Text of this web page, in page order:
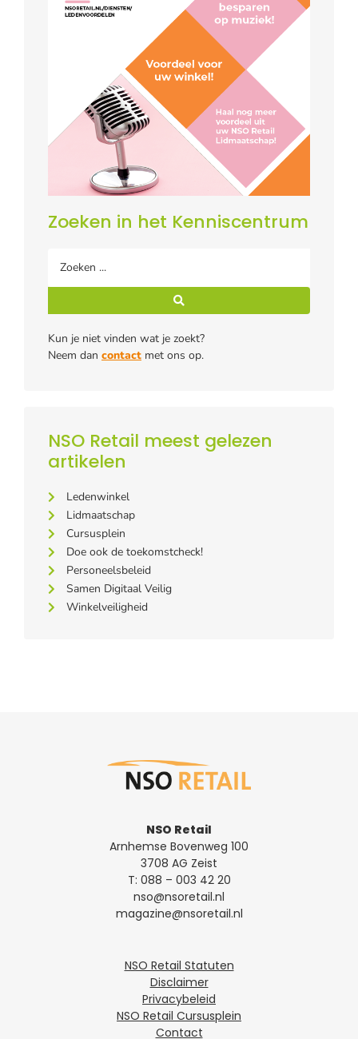
Zoeken in het Kenniscentrum
Kun je niet vinden wat je zoekt?
Neem dan contact met ons op.
NSO Retail meest gelezen
artikelen
Ledenwinkel
Lidmaatschap
Cursusplein
Doe ook de toekomstcheck!
Personeelsbeleid
Samen Digitaal Veilig
Winkelveiligheid
NSO Retail
Arnhemse Bovenweg 100
3708 AG Zeist
T: 088 – 003 42 20
nso@nsoretail.nl
magazine@nsoretail.nl
NSO Retail Statuten
Disclaimer
Privacybeleid
NSO Retail Cursusplein
Contact